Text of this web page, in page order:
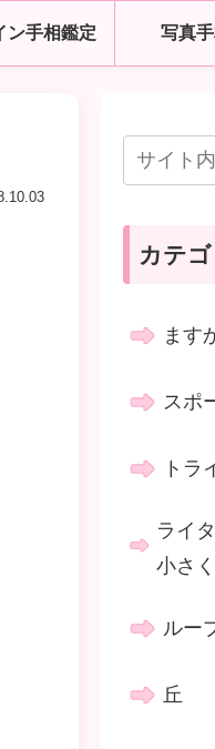
ン手相鑑定 写真
カテ
ます
スポ
トラ
ライ
小さ
ルー
丘